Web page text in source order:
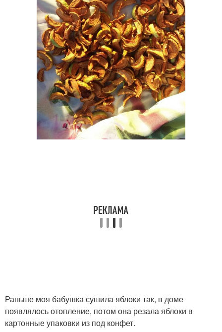
Раньше моя бабушка сушила яблоки так, в доме
появлялось отопление, потом она резала яблоки в
картонные упаковки из под конфет.